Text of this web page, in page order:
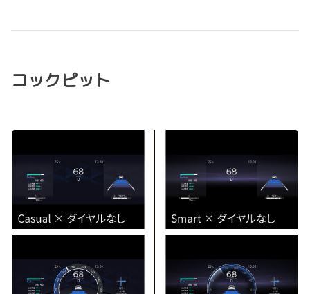
コックピット